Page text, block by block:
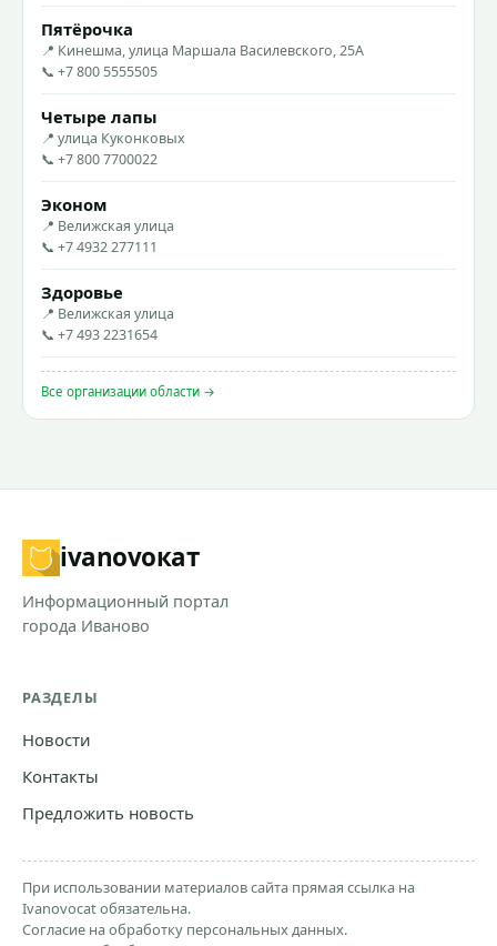
Пятёрочка
📍 Кинешма, улица Маршала Василевского, 25А
📞 +7 800 5555505
Четыре лапы
📍 улица Куконковых
📞 +7 800 7700022
Эконом
📍 Велижская улица
📞 +7 4932 277111
Здоровье
📍 Велижская улица
📞 +7 493 2231654
Все организации области →
ivanovoкат
Информационный портал
города Иваново
РАЗДЕЛЫ
Новости
Контакты
Предложить новость
При использовании материалов сайта прямая ссылка на
Ivanovocat обязательна.
Согласие на обработку персональных данных.